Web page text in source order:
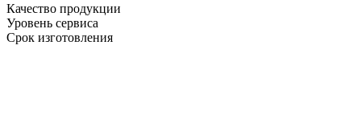
Качество продукции
Уровень сервиса
Срок изготовления